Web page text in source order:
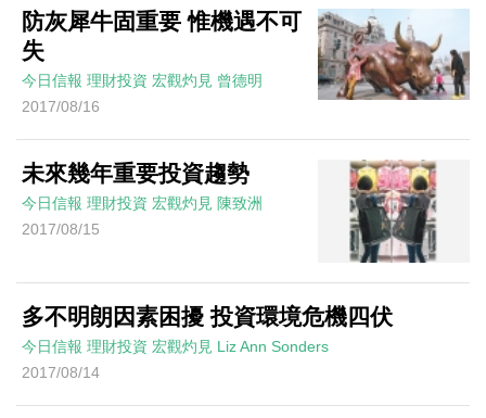
防灰犀牛固重要 惟機遇不可
失
今日信報 理財投資 宏觀灼見 曾德明
2017/08/16
未來幾年重要投資趨勢
今日信報 理財投資 宏觀灼見 陳致洲
2017/08/15
多不明朗因素困擾 投資環境危機四伏
今日信報 理財投資 宏觀灼見 Liz Ann Sonders
2017/08/14